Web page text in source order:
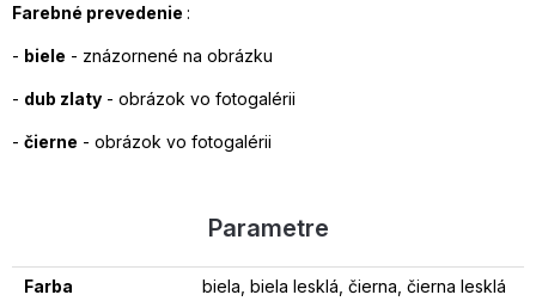
Farebné prevedenie :
- biele - znázornené na obrázku
- dub zlaty - obrázok vo fotogalérii
- čierne - obrázok vo fotogalérii
Parametre
Farba
biela, biela lesklá, čierna, čierna lesklá